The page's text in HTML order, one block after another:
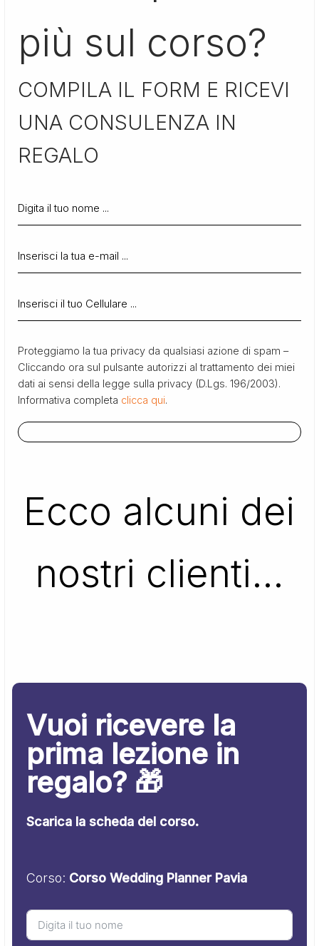
più sul corso?
COMPILA IL FORM E RICEVI
UNA CONSULENZA IN
REGALO
Proteggiamo la tua privacy da qualsiasi azione di spam –
Cliccando ora sul pulsante autorizzi al trattamento dei miei
dati ai sensi della legge sulla privacy (D.Lgs. 196/2003).
Informativa completa clicca qui.
Ecco alcuni dei
nostri clienti…
Vuoi ricevere la
prima lezione in
regalo? 🎁
Scarica la scheda del corso.
Corso: Corso Wedding Planner Pavia